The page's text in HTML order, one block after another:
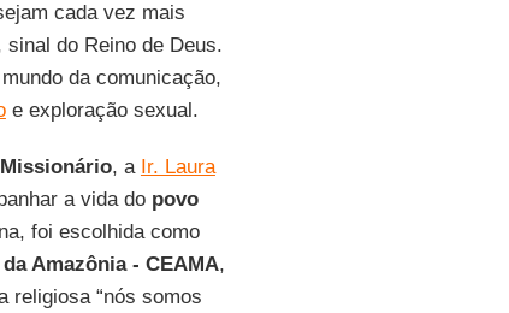
cada vez mais
do Reino de Deus.
da comunicação,
e exploração sexual.
, a Ir. Laura
a vida do povo
foi escolhida como
Amazônia - CEAMA,
religiosa “nós somos